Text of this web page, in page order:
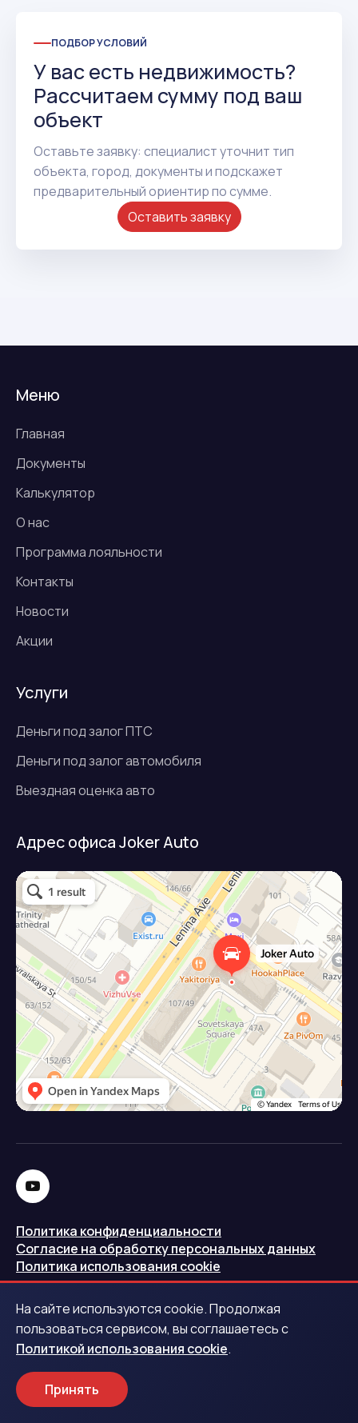
ПОДБОР УСЛОВИЙ
У вас есть недвижимость?
Рассчитаем сумму под ваш
объект
Оставьте заявку: специалист уточнит тип
объекта, город, документы и подскажет
предварительный ориентир по сумме.
Оставить заявку
Меню
Главная
Документы
Калькулятор
О нас
Программа лояльности
Контакты
Новости
Акции
Услуги
Деньги под залог ПТС
Деньги под залог автомобиля
Выездная оценка авто
Адрес офиса Joker Auto
Джокер авто
Займ под залог авто в Подольске
Микрофинансовая организация в Подольске
Политика конфиденциальности
Согласие на обработку персональных данных
Политика использования cookie
РКН
Центральный банк Российской Федерации
Обращаем ваше внимание на то, что данный интернет-
На сайте используются cookie. Продолжая
пользоваться сервисом, вы соглашаетесь с
Политикой использования cookie.
Принять